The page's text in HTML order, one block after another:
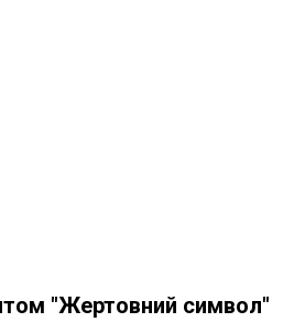
"Жертовний символ"